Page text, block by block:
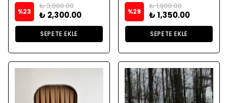
%23
₺ 3,000.00
₺ 2,300.00
SEPETE EKLE
%29
₺ 1,900.00
₺ 1,350.00
SEPETE EKLE